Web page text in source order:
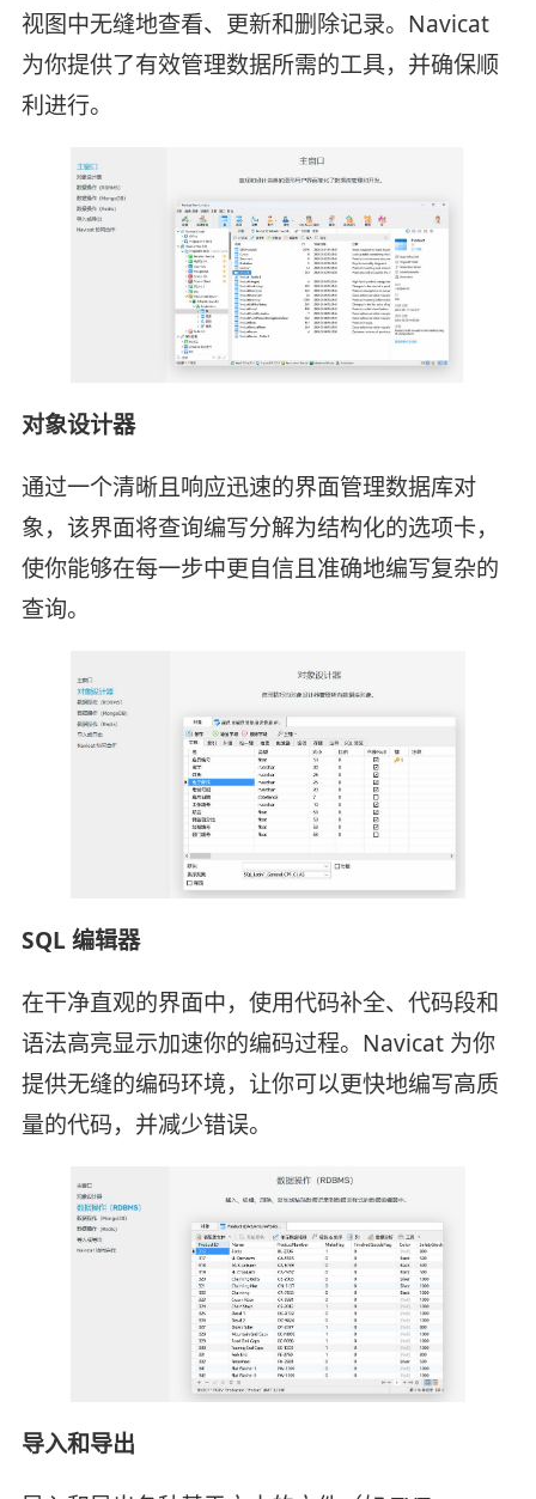
视图中无缝地查看、更新和删除记录。Navicat
为你提供了有效管理数据所需的工具，并确保顺
利进行。
对象设计器
通过一个清晰且响应迅速的界面管理数据库对
象，该界面将查询编写分解为结构化的选项卡，
使你能够在每一步中更自信且准确地编写复杂的
查询。
SQL 编辑器
在干净直观的界面中，使用代码补全、代码段和
语法高亮显示加速你的编码过程。Navicat 为你
提供无缝的编码环境，让你可以更快地编写高质
量的代码，并减少错误。
导入和导出